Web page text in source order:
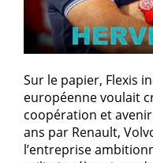
Sur le papier, Flexis
européenne voulait
coopération et
ans par Renault,
l’entreprise